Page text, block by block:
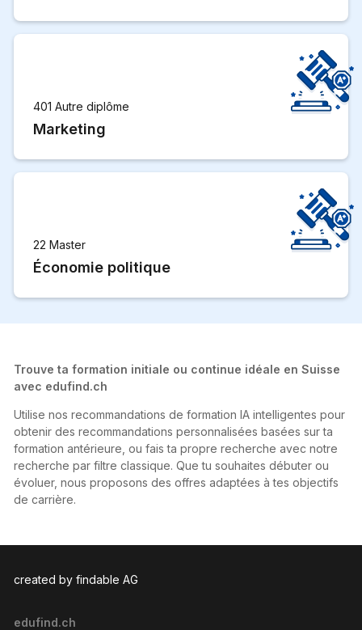
401 Autre diplôme
Marketing
22 Master
Économie politique
Trouve ta formation initiale ou continue idéale en Suisse
avec edufind.ch
Utilise nos recommandations de formation IA intelligentes pour
obtenir des recommandations personnalisées basées sur ta
formation antérieure, ou fais ta propre recherche avec notre
recherche par filtre classique. Que tu souhaites débuter ou
évoluer, nous proposons des offres adaptées à tes objectifs
de carrière.
created by findable AG
edufind.ch